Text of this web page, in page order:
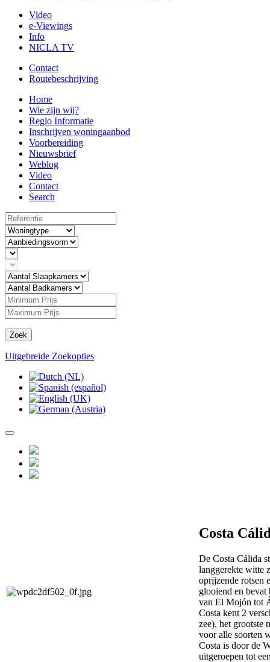
Video
e-Viewings
Info
NICLA TV
Contact
Routebeschrijving
Home
Wie zijn wij?
Regio Informatie
Inschrijven woningaanbod
Voorbereiding
Nieuwsbrief
Weblog
Video
Contact
Search
Zoek
Uitgebreide Zoekopties
Costa
De Costa Cálida
langgerekte witte
oprijzende rotsen
glooiend en
van El Mojón tot
Costa kent 2
zee), het grootste
voor alle soorten
Costa is door de
uitgeroepen tot